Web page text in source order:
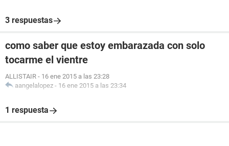
3 respuestas
como saber que estoy embarazada con solo
tocarme el vientre
ALLISTAIR - 16 ene 2015 a las 23:28
aangelalopez - 16 ene 2015 a las 23:34
1 respuesta